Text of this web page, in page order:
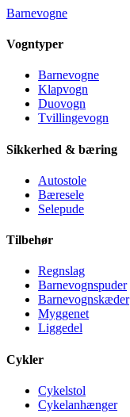
Barnevogne
Vogntyper
Barnevogne
Klapvogn
Duovogn
Tvillingevogn
Sikkerhed & bæring
Autostole
Bæresele
Selepude
Tilbehør
Regnslag
Barnevognspuder
Barnevognskæder
Myggenet
Liggedel
Cykler
Cykelstol
Cykelanhænger